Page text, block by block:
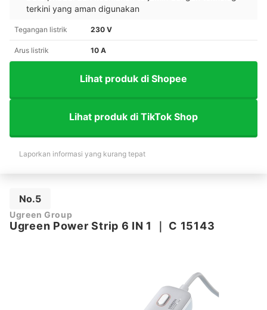
terkini yang aman digunakan
Tegangan listrik 230 V
Arus listrik 10 A
Lihat produk di Shopee
Lihat produk di TikTok Shop
Laporkan informasi yang kurang tepat
No.5
Ugreen Group
Ugreen Power Strip 6 IN 1 ｜ C 15143